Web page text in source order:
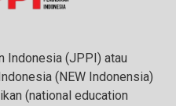
Indonesia (JPPI) atau
(NEW Indonensia)
(national education